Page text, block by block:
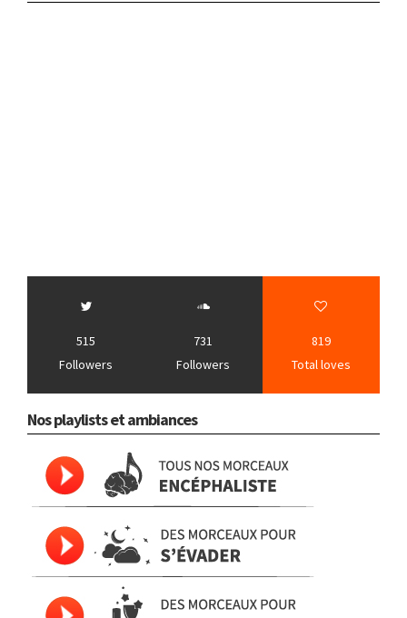
515
Followers
731
Followers
819
Total loves
Nos playlists et ambiances